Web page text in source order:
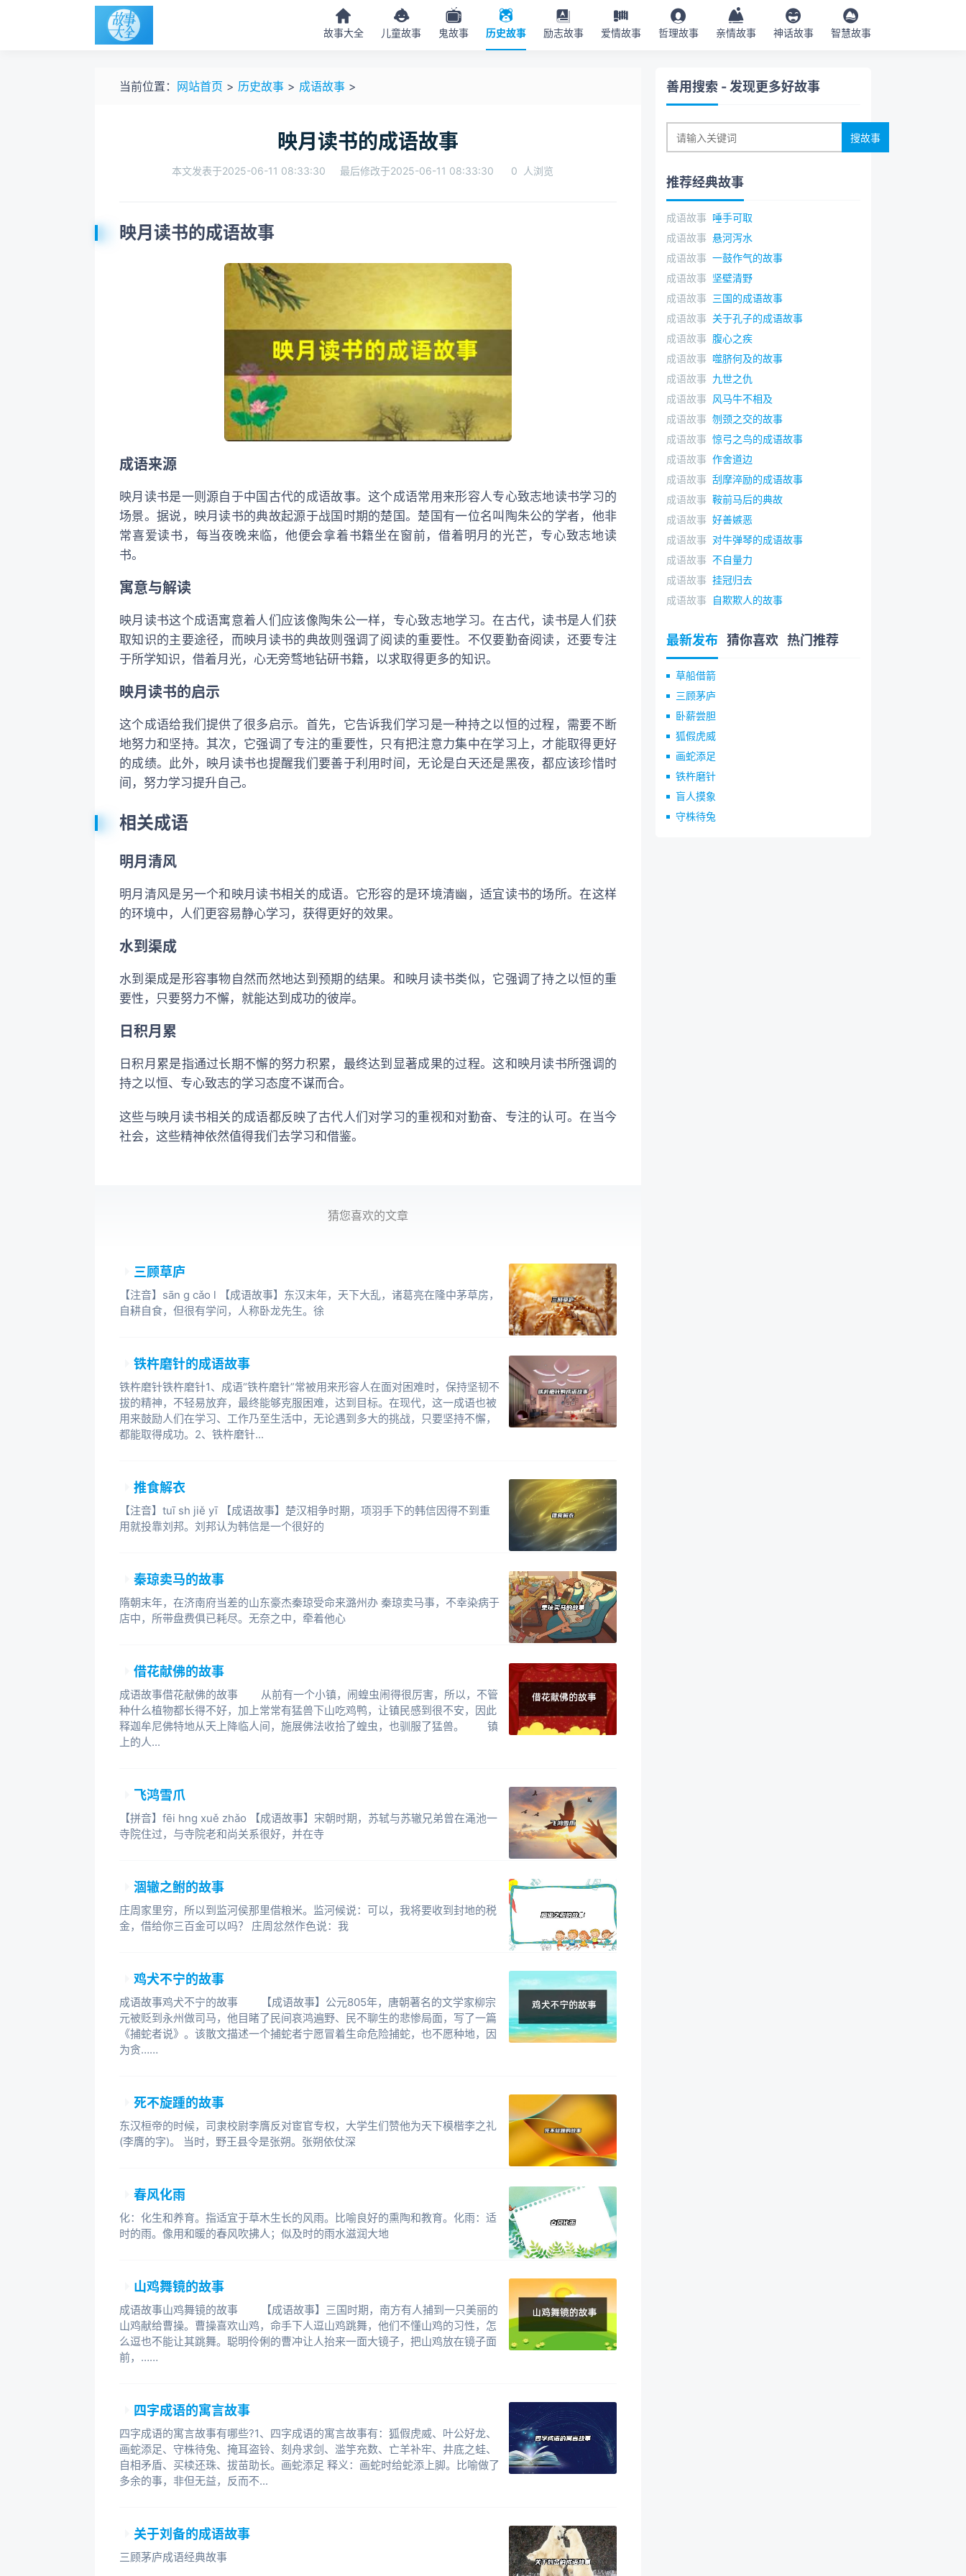
故事大全 儿童故事 鬼故事 历史故事 励志故事 爱情故事 哲理故事 亲情故事 神话故事 智慧故事
当前位置： 网站首页 > 历史故事 > 成语故事 >
映月读书的成语故事
本文发表于2025-06-11 08:33:30 最后修改于2025-06-11 08:33:30 0 人浏览
映月读书的成语故事
成语来源
映月读书是一则源自于中国古代的成语故事。这个成语常用来形容人专心致志地读书学习的
场景。据说，映月读书的典故起源于战国时期的楚国。楚国有一位名叫陶朱公的学者，他非
常喜爱读书，每当夜晚来临，他便会拿着书籍坐在窗前，借着明月的光芒，专心致志地读
书。
寓意与解读
映月读书这个成语寓意着人们应该像陶朱公一样，专心致志地学习。在古代，读书是人们获
取知识的主要途径，而映月读书的典故则强调了阅读的重要性。不仅要勤奋阅读，还要专注
于所学知识，借着月光，心无旁骛地钻研书籍，以求取得更多的知识。
映月读书的启示
这个成语给我们提供了很多启示。首先，它告诉我们学习是一种持之以恒的过程，需要不断
地努力和坚持。其次，它强调了专注的重要性，只有把注意力集中在学习上，才能取得更好
的成绩。此外，映月读书也提醒我们要善于利用时间，无论是白天还是黑夜，都应该珍惜时
间，努力学习提升自己。
相关成语
明月清风
明月清风是另一个和映月读书相关的成语。它形容的是环境清幽，适宜读书的场所。在这样
的环境中，人们更容易静心学习，获得更好的效果。
水到渠成
水到渠成是形容事物自然而然地达到预期的结果。和映月读书类似，它强调了持之以恒的重
要性，只要努力不懈，就能达到成功的彼岸。
日积月累
日积月累是指通过长期不懈的努力积累，最终达到显著成果的过程。这和映月读书所强调的
持之以恒、专心致志的学习态度不谋而合。
这些与映月读书相关的成语都反映了古代人们对学习的重视和对勤奋、专注的认可。在当今
社会，这些精神依然值得我们去学习和借鉴。
猜您喜欢的文章
三顾草庐
【注音】sān g cǎo l 【成语故事】东汉末年，天下大乱，诸葛亮在隆中茅草房，
自耕自食，但很有学问，人称卧龙先生。徐
铁杵磨针的成语故事
铁杵磨针铁杵磨针1、成语“铁杵磨针”常被用来形容人在面对困难时，保持坚韧不
拔的精神，不轻易放弃，最终能够克服困难，达到目标。在现代，这一成语也被
用来鼓励人们在学习、工作乃至生活中，无论遇到多大的挑战，只要坚持不懈，
都能取得成功。2、铁杵磨针...
推食解衣
【注音】tuī sh jiě yī 【成语故事】楚汉相争时期，项羽手下的韩信因得不到重
用就投靠刘邦。刘邦认为韩信是一个很好的
秦琼卖马的故事
隋朝末年，在济南府当差的山东豪杰秦琼受命来潞州办 秦琼卖马事，不幸染病于
店中，所带盘费俱已耗尽。无奈之中，牵着他心
借花献佛的故事
成语故事借花献佛的故事 从前有一个小镇，闹蝗虫闹得很厉害，所以，不管
种什么植物都长得不好，加上常常有猛兽下山吃鸡鸭，让镇民感到很不安，因此
释迦牟尼佛特地从天上降临人间，施展佛法收拾了蝗虫，也驯服了猛兽。 镇
上的人...
飞鸿雪爪
【拼音】fēi hng xuě zhǎo 【成语故事】宋朝时期，苏轼与苏辙兄弟曾在渑池一
寺院住过，与寺院老和尚关系很好，并在寺
涸辙之鲋的故事
庄周家里穷，所以到监河侯那里借粮米。监河候说：可以，我将要收到封地的税
金，借给你三百金可以吗？ 庄周忿然作色说：我
鸡犬不宁的故事
成语故事鸡犬不宁的故事 【成语故事】公元805年，唐朝著名的文学家柳宗
元被贬到永州做司马，他目睹了民间哀鸿遍野、民不聊生的悲惨局面，写了一篇
《捕蛇者说》。该散文描述一个捕蛇者宁愿冒着生命危险捕蛇，也不愿种地，因
为贪……
死不旋踵的故事
东汉桓帝的时候，司隶校尉李膺反对宦官专权，大学生们赞他为天下模楷李之礼
(李膺的字)。 当时，野王县令是张朔。张朔依仗深
春风化雨
化：化生和养育。指适宜于草木生长的风雨。比喻良好的熏陶和教育。化雨：适
时的雨。像用和暖的春风吹拂人；似及时的雨水滋润大地
山鸡舞镜的故事
成语故事山鸡舞镜的故事 【成语故事】三国时期，南方有人捕到一只美丽的
山鸡献给曹操。曹操喜欢山鸡，命手下人逗山鸡跳舞，他们不懂山鸡的习性，怎
么逗也不能让其跳舞。聪明伶俐的曹冲让人抬来一面大镜子，把山鸡放在镜子面
前，……
四字成语的寓言故事
四字成语的寓言故事有哪些?1、四字成语的寓言故事有：狐假虎威、叶公好龙、
画蛇添足、守株待兔、掩耳盗铃、刻舟求剑、滥竽充数、亡羊补牢、井底之蛙、
自相矛盾、买椟还珠、拔苗助长。画蛇添足 释义：画蛇时给蛇添上脚。比喻做了
多余的事，非但无益，反而不...
关于刘备的成语故事
三顾茅庐成语经典故事
善用搜索 - 发现更多好故事
推荐经典故事
成语故事 唾手可取
成语故事 悬河泻水
成语故事 一鼓作气的故事
成语故事 坚壁清野
成语故事 三国的成语故事
成语故事 关于孔子的成语故事
成语故事 腹心之疾
成语故事 噬脐何及的故事
成语故事 九世之仇
成语故事 风马牛不相及
成语故事 刎颈之交的故事
成语故事 惊弓之鸟的成语故事
成语故事 作舍道边
成语故事 刮摩淬励的成语故事
成语故事 鞍前马后的典故
成语故事 好善嫉恶
成语故事 对牛弹琴的成语故事
成语故事 不自量力
成语故事 挂冠归去
成语故事 自欺欺人的故事
最新发布 猜你喜欢 热门推荐
草船借箭
三顾茅庐
卧薪尝胆
狐假虎威
画蛇添足
铁杵磨针
盲人摸象
守株待兔